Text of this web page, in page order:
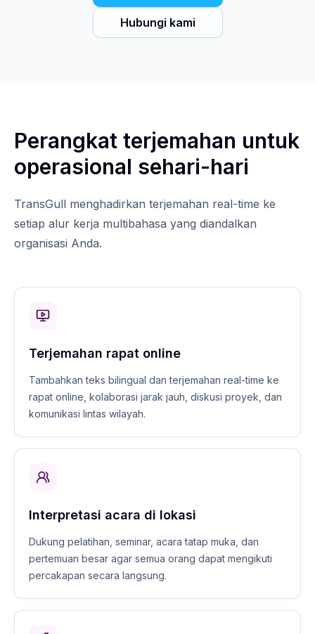
Hubungi kami
Perangkat terjemahan untuk
operasional sehari-hari
TransGull menghadirkan terjemahan real-time ke
setiap alur kerja multibahasa yang diandalkan
organisasi Anda.
Terjemahan rapat online
Tambahkan teks bilingual dan terjemahan real-time ke
rapat online, kolaborasi jarak jauh, diskusi proyek, dan
komunikasi lintas wilayah.
Interpretasi acara di lokasi
Dukung pelatihan, seminar, acara tatap muka, dan
pertemuan besar agar semua orang dapat mengikuti
percakapan secara langsung.